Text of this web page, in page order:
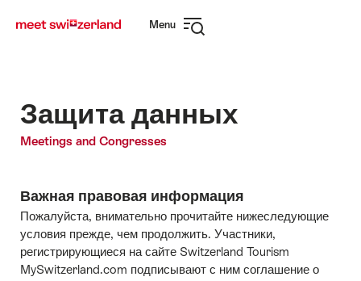
navigation
Menu
Защита данных
Meetings and Congresses
Важная правовая информация
Пожалуйста, внимательно прочитайте нижеследующие
условия прежде, чем продолжить. Участники,
регистрирующиеся на сайте Switzerland Tourism
MySwitzerland.com подписывают с ним соглашение о